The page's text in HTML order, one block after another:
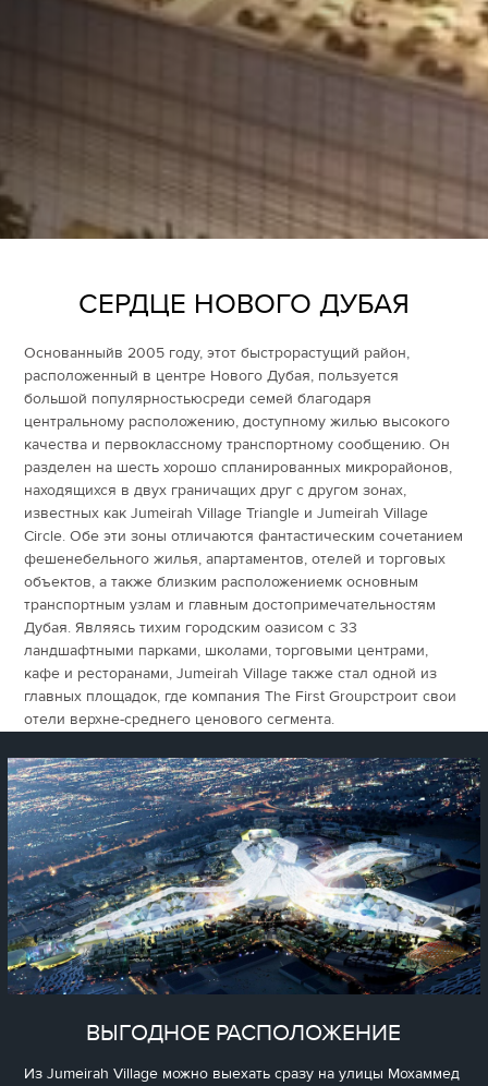
СЕРДЦЕ НОВОГО ДУБАЯ
Основанныйв 2005 году, этот быстрорастущий район,
расположенный в центре Нового Дубая, пользуется
большой популярностьюсреди семей благодаря
центральному расположению, доступному жилью высокого
качества и первоклассному транспортному сообщению. Он
разделен на шесть хорошо спланированных микрорайонов,
находящихся в двух граничащих друг с другом зонах,
известных как Jumeirah Village Triangle и Jumeirah Village
Circle. Обе эти зоны отличаются фантастическим сочетанием
фешенебельного жилья, апартаментов, отелей и торговых
объектов, а также близким расположениемк основным
транспортным узлам и главным достопримечательностям
Дубая. Являясь тихим городским оазисом с 33
ландшафтными парками, школами, торговыми центрами,
кафе и ресторанами, Jumeirah Village также стал одной из
главных площадок, где компания The First Groupстроит свои
отели верхне-среднего ценового сегмента.
ВЫГОДНОЕ РАСПОЛОЖЕНИЕ
Из Jumeirah Village можно выехать сразу на улицы Мохаммед